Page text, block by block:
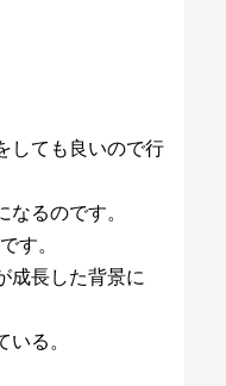
しても良いので行
るのです。
す。
成長した背景に
る。